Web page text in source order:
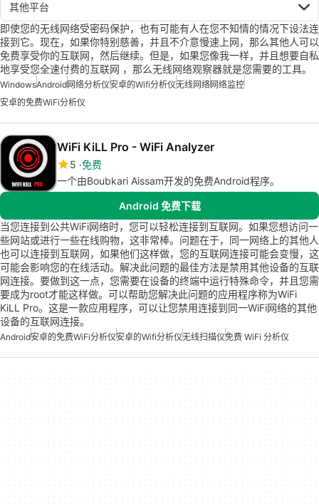
其他平台
即使您的无线网络受密码保护，也有可能有人在您不知情的情况下设法连
接到它。现在，如果你特别慈善，并且不介意慢速上网，那么其他人可以
免费享受你的互联网，然后继续。但是，如果您像我一样，并且想要自私
地享受您全速付费的互联网 ，那么无线网络观察器就是您需要的工具。
WindowsAndroid网络分析仪安卓的wifi分析仪无线网络网络监控
安卓的免费WiFi分析仪
WiFi KiLL Pro - WiFi Analyzer
5 免费
一个由Boubkari Aissam开发的免费Android程序。
Android 免费下载
当您连接到公共WiFi网络时，您可以轻松连接到互联网。如果您想访问一
些网站或进行一些在线购物，这非常棒。问题在于，同一网络上的其他人
也可以连接到互联网，如果他们这样做，您的互联网连接可能会变慢，这
可能会影响您的在线活动。解决此问题的最佳方法是禁用其他设备的互联
网连接。要做到这一点，您需要在设备的终端中运行特殊命令，并且您需
要成为root才能这样做。可以帮助您解决此问题的应用程序称为WiFi
KiLL Pro。这是一款应用程序，可以让您禁用连接到同一WiFi网络的其他
设备的互联网连接。
Android安卓的免费WiFi分析仪安卓的wifi分析仪无线扫描仪免费 WiFi 分析仪